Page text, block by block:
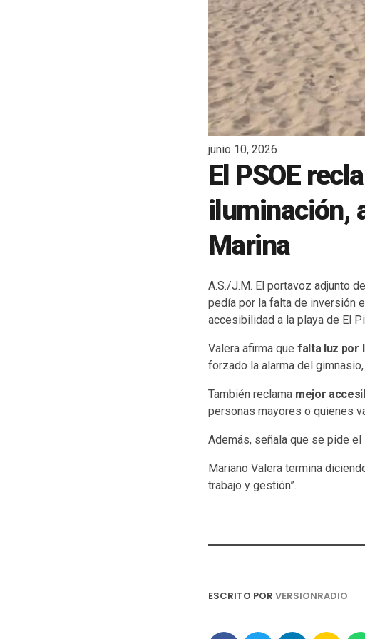
junio 10, 2026
El PSOE
iluminación,
Marina
A.S./J.M. El portavoz adjunto
pedía por la falta de inversión
accesibilidad a la playa de El
Valera afirma que falta luz por
forzado la alarma del
También reclama mejor
personas mayores o quienes
Además, señala que se pide el
Mariano Valera termina
trabajo y gestión”.
ESCRITO POR VERSIONRADIO